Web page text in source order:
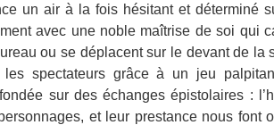
un air à la fois hésitant et déterminé
avec une noble maîtrise de soi qui
ou se déplacent sur le devant de la
spectateurs grâce à un jeu
sur des échanges épistolaires :
et leur prestance nous font